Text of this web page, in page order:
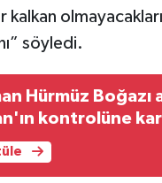
söyledi.
Hürmüz Boğazı
kontrolüne